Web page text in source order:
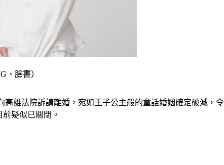
、臉書）
雄法院訴請離婚，宛如王子公主般的童話婚姻確定破滅，
疑似已關閉。